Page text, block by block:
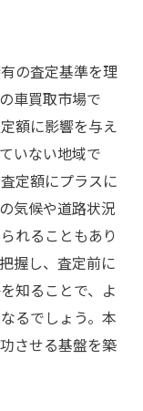
の査定基準を理
車買取市場で
額に影響を与え
いない地域で
定額にプラスに
気候や道路状況
れることもあり
握し、査定前に
知ることで、よ
るでしょう。本
させる基盤を築